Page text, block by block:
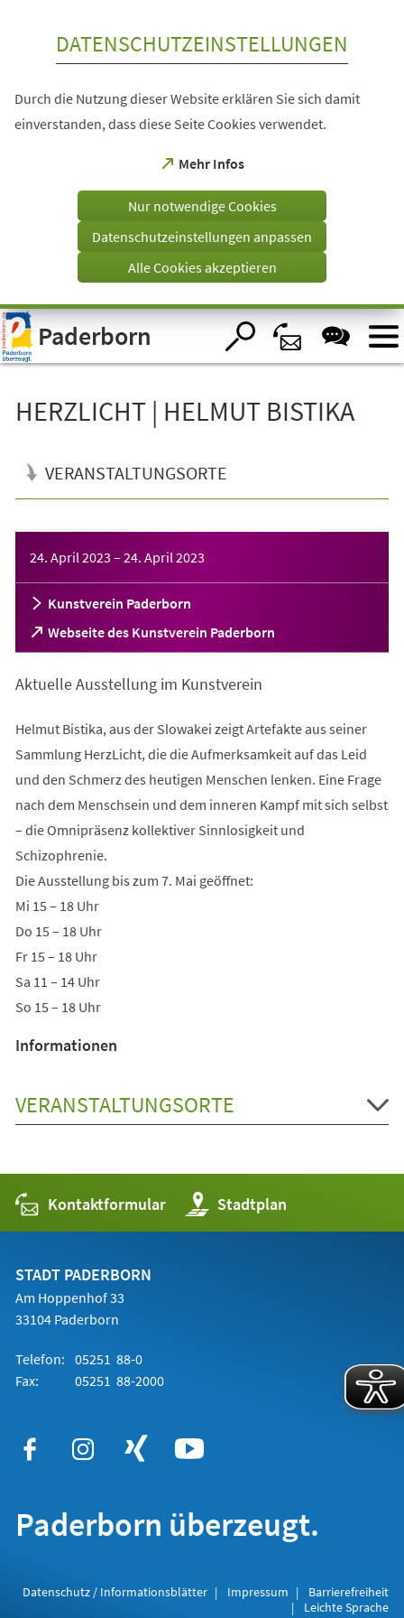
Visuelle
Assistenzsoftware
öffnen.
DATENSCHUTZEINSTELLUNGEN
Durch die Nutzung dieser Website erklären Sie sich damit
einverstanden, dass diese Seite Cookies verwendet.
Mehr Infos
(Öffnet
einem
Tab)
Nur notwendige Cookies
Datenschutzeinstellungen anpassen
Alle Cookies akzeptieren
Paderborn
HERZLICHT | HELMUT BISTIKA
VERANSTALTUNGSORTE
24. April 2023 – 24. April 2023
Kunstverein Paderborn
Webseite des Kunstverein Paderborn
(Öffnet
in
neuen
Aktuelle Ausstellung im Kunstverein
Helmut Bistika, aus der Slowakei zeigt Artefakte aus seiner
Sammlung HerzLicht, die die Aufmerksamkeit auf das Leid
und den Schmerz des heutigen Menschen lenken. Eine Frage
nach dem Menschsein und dem inneren Kampf mit sich selbst
– die Omnipräsenz kollektiver Sinnlosigkeit und
Schizophrenie.
Die Ausstellung bis zum 7. Mai geöffnet:
Mi 15 – 18 Uhr
Do 15 – 18 Uhr
Fr 15 – 18 Uhr
Sa 11 – 14 Uhr
So 15 – 18 Uhr
Informationen
VERANSTALTUNGSORTE
Kontaktformular Stadtplan
(Öffnet
in
einem
STADT PADERBORN
Am Hoppenhof 33
33104 Paderborn
Telefon: 05251 88-0
Fax:
05251 88-2000
Paderborn überzeugt.
Datenschutz / Informationsblätter Impressum
Barrierefreiheit
Leichte Sprache